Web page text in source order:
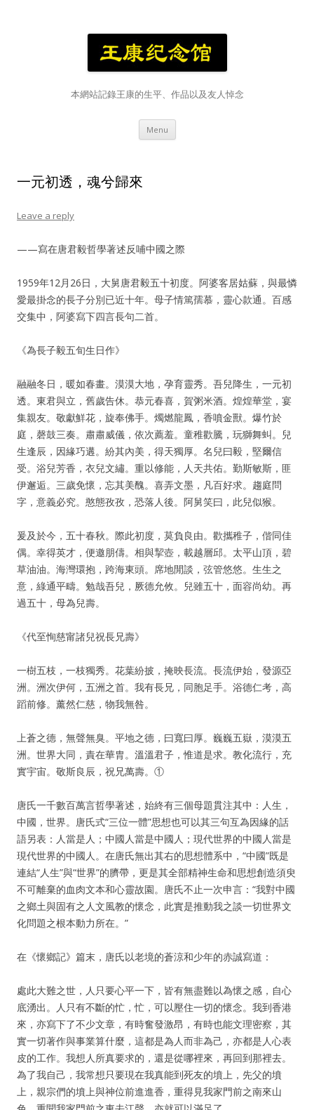
本網站記錄王康的生平、作品以及友人悼念
Menu Skip
content
一元初透，魂兮歸來
Leave a reply
——寫在唐君毅哲學著述反哺中國之際
1959年12月26日，大舅唐君毅五十初度。阿婆客居姑蘇，與最憐
愛最掛念的長子分別已近十年。母子情篤孺慕，靈心款通。百感
交集中，阿婆寫下四言長句二首。
《為長子毅五旬生日作》
融融冬日，暖如春畫。漠漠大地，孕育靈秀。吾兒降生，一元初
透。東君與立，舊歲告休。恭元春喜，賀粥米酒。煌煌華堂，宴
集親友。敬獻鮮花，旋奉佛手。燭燃龍鳳，香噴金獸。爆竹於
庭，磬鼓三奏。肅肅威儀，依次薦羞。童稚歡騰，玩獅舞虯。兒
生逢辰，因緣巧遘。紛其內美，得天獨厚。名兒曰毅，堅爾信
受。浴兒芳香，衣兒文繡。重以修能，人天共佑。勤斯敏斯，匪
伊邂逅。三歲免懷，忘其美醜。喜弄文墨，凡百好求。趨庭問
字，意義必究。憨態孜孜，恐落人後。阿舅笑曰，此兒似猴。
爰及於今，五十春秋。際此初度，莫負良由。歡攜稚子，偕同佳
偶。幸得英才，便邀朋儔。相與挈壺，載越層邱。太平山頂，碧
草油油。海灣環抱，跨海東頭。席地閒談，弦管悠悠。生生之
意，綠通平疇。勉哉吾兒，厥德允攸。兒雖五十，面容尚幼。再
過五十，母為兒壽。
《代至恂慈甯諸兒祝長兄壽》
一樹五枝，一枝獨秀。花葉紛披，掩映長流。長流伊始，發源亞
洲。洲次伊何，五洲之首。我有長兄，同胞足手。浴德仁考，高
蹈前修。薰然仁慈，物我無咎。
上蒼之德，無聲無臭。平地之德，曰寬曰厚。巍巍五嶽，漠漠五
洲。世界大同，責在華胄。溫溫君子，惟道是求。教化流行，充
實宇宙。敬斯良辰，祝兄萬壽。①
唐氏一千數百萬言哲學著述，始終有三個母題貫注其中：人生，
中國，世界。唐氏式“三位一體”思想也可以其三句互為因緣的話
語另表：人當是人；中國人當是中國人；現代世界的中國人當是
現代世界的中國人。在唐氏無出其右的思想體系中，“中國”既是
連結“人生”與“世界”的臍帶，更是其全部精神生命和思想創造須臾
不可離棄的血肉文本和心靈故園。唐氏不止一次申言：“我對中國
之鄉土與固有之人文風教的懷念，此實是推動我之談一切世界文
化問題之根本動力所在。”
在《懷鄉記》篇末，唐氏以老境的蒼涼和少年的赤誠寫道：
處此大難之世，人只要心平一下，皆有無盡難以為懷之感，自心
底湧出。人只有不斷的忙，忙，可以壓住一切的懷念。我到香港
來，亦寫下了不少文章，有時奮發激昂，有時也能文理密察，其
實一切著作與事業算什麼，這都是為人而非為己，亦都是人心表
皮的工作。我想人所真要求的，還是從哪裡來，再回到那裡去。
為了我自己，我常想只要現在我真能到死友的墳上，先父的墳
上，親宗們的墳上與神位前進進香，重得見我家門前之南來山